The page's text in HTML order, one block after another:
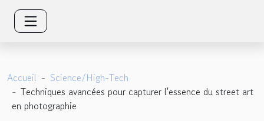
Accueil
Science/High-Tech
Techniques avancées pour capturer l'essence du street art
en photographie